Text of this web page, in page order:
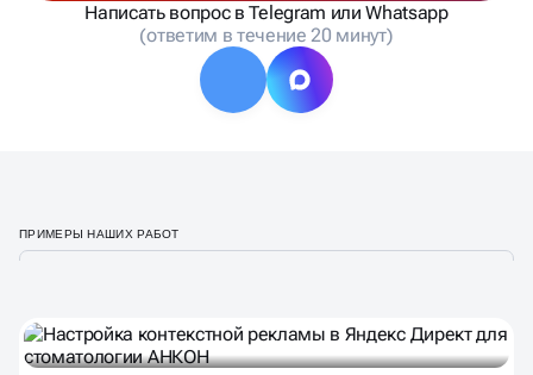
Написать вопрос в Telegram или Whatsapp
(ответим в течение 20 минут)
ПРИМЕРЫ НАШИХ РАБОТ